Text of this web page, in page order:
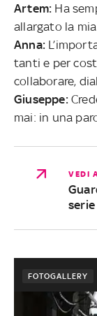
Artem: Ha
allargato la
Anna:
tanti e per
collaborare,
Giuseppe:
mai: in una
VEDI
FOTOGALLERY